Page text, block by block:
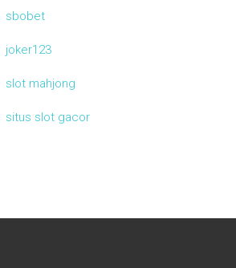
sbobet
joker123
slot mahjong
situs slot gacor